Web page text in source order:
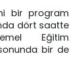
bir program
dört saatte
Eğitim
bir de